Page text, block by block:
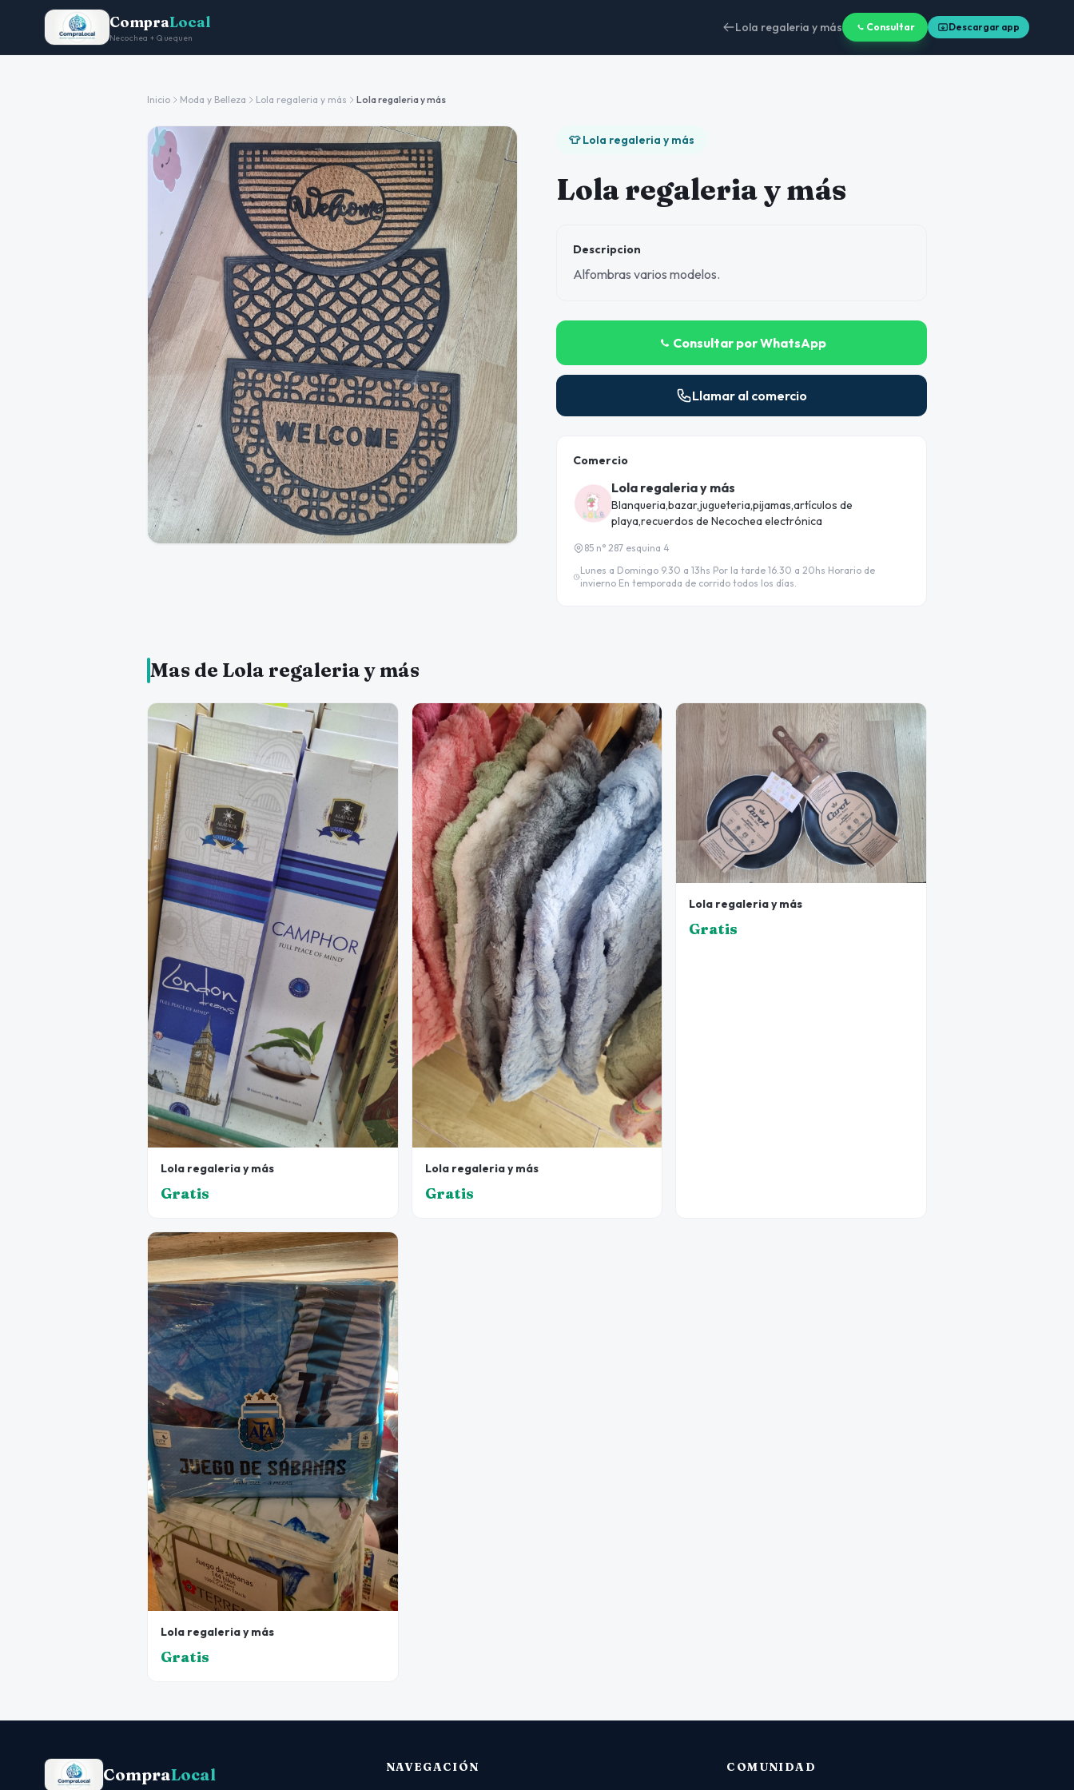
CompraLocal
Necochea + Quequen
Lola regaleria y más Consultar Descargar app
Inicio Moda y Belleza Lola regaleria y más Lola regaleria y más
👕 Lola regaleria y más
Lola regaleria y más
Descripcion
Alfombras varios modelos.
Consultar por WhatsApp
Llamar al comercio
Comercio
Lola regaleria y más
Blanqueria,bazar,jugueteria,pijamas,artículos de
playa,recuerdos de Necochea electrónica
85 n° 287 esquina 4
Lunes a Domingo 9.30 a 13hs Por la tarde 16.30 a 20hs Horario de
invierno En temporada de corrido todos los días.
Mas de Lola regaleria y más
Lola regaleria y más
Gratis
Lola regaleria y más
Gratis
Lola regaleria y más
Gratis
Lola regaleria y más
Gratis
CompraLocal
NAVEGACIÓN
COMUNIDAD